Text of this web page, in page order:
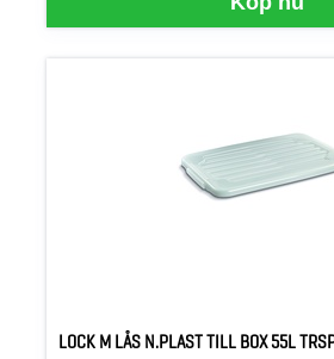
LOCK M LÅS N.PLAST TILL BOX 55L